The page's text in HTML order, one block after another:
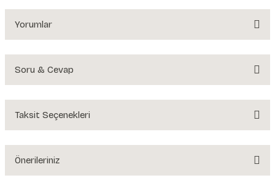
Yorumlar
Soru & Cevap
Ürün hakkında henüz soru sorulmamış.
Taksit Seçenekleri
Önerileriniz